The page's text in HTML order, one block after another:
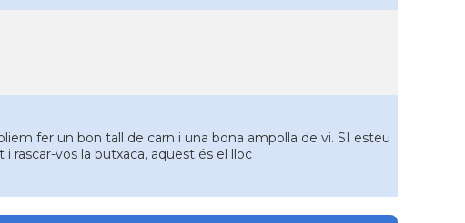
fer un bon tall de carn i una bona ampolla de vi. SI esteu
rascar-vos la butxaca, aquest és el lloc